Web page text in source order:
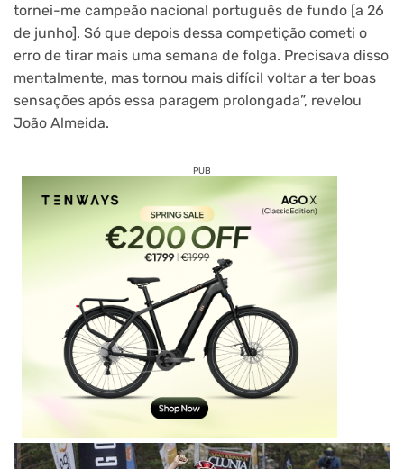
tornei-me campeão nacional português de fundo [a 26
de junho]. Só que depois dessa competição cometi o
erro de tirar mais uma semana de folga. Precisava disso
mentalmente, mas tornou mais difícil voltar a ter boas
sensações após essa paragem prolongada”, revelou
João Almeida.
PUB